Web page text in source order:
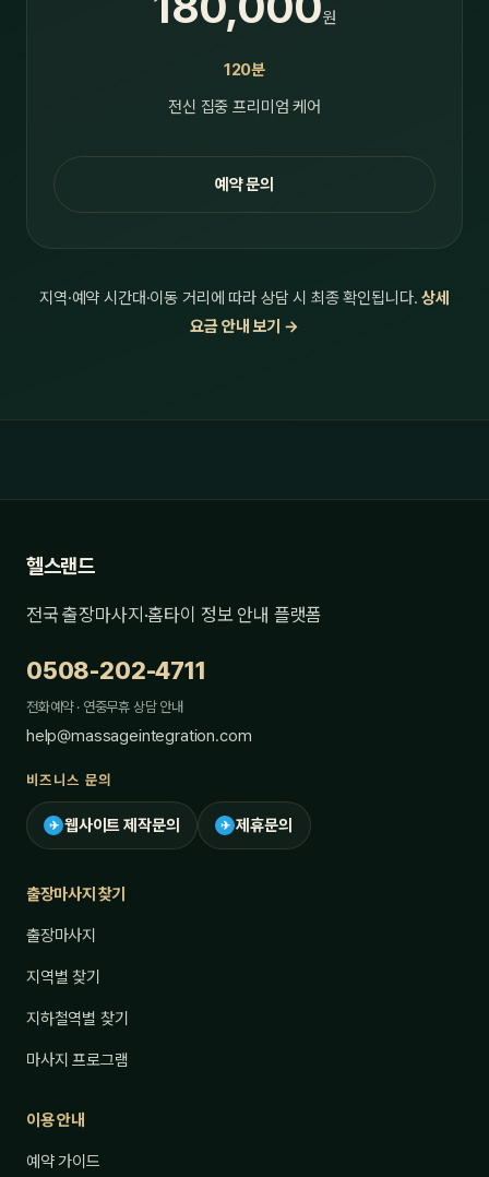
원
120분
전신 집중 프리미엄 케어
예약 문의
지역·예약 시간대·이동 거리에 따라 상담 시 최종 확인됩니다.상세
요금 안내 보기 →
헬스랜드
전국 출장마사지·홈타이 정보 안내 플랫폼
0508-202-4711
전화예약 · 연중무휴 상담 안내
help@massageintegration.com
비즈니스 문의
✈ 웹사이트 제작문의 ✈ 제휴문의
출장마사지 찾기
출장마사지
지역별 찾기
지하철역별 찾기
마사지 프로그램
이용 안내
예약 가이드